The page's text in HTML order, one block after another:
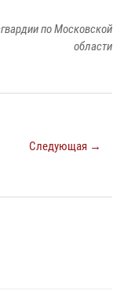
по Московской
области
Следующая →